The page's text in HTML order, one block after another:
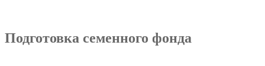
Подготовка семенного фонда